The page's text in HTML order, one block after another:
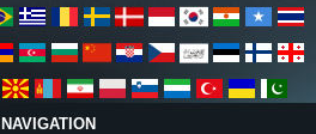
NAVIGATION